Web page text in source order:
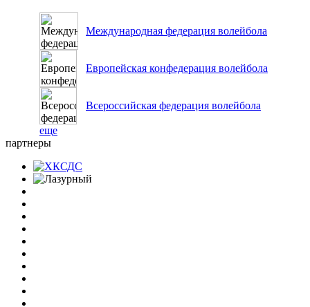
Международная федерация волейбола
Европейская конфедерация волейбола
Всероссийская федерация волейбола
еще
партнеры